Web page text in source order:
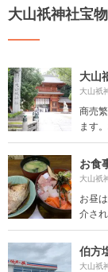
大山祇神社宝
大山
大山祇
商売
ます
お食
大山祇
お昼
介さ
伯方
大山祇